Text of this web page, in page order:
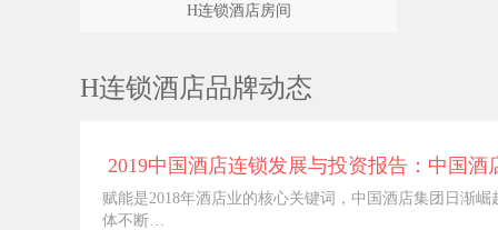
H连锁酒店房间
H连锁酒店品牌动态
2019中国酒店连锁发展与投资报告：中国酒
赋能是2018年酒店业的核心关键词，中国酒店集团日渐
体不断…